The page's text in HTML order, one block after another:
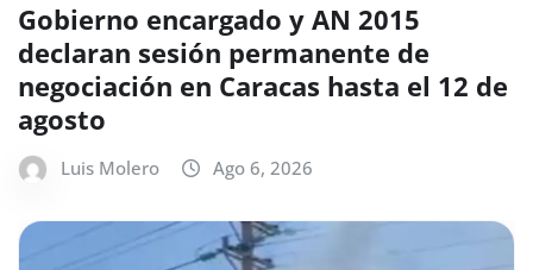
Gobierno encargado y AN 2015
declaran sesión permanente de
negociación en Caracas hasta el 12 de
agosto
Luis Molero Ago 6, 2026